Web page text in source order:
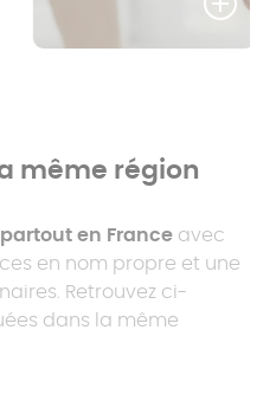
même région
partout en France avec
en nom propre et une
Retrouvez ci-
dans la même